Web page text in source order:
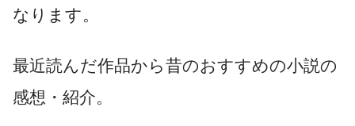
なります。
最近読んだ作品から昔のおすすめの小説の
感想・紹介。